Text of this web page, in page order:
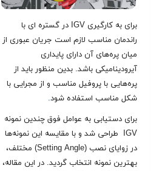
برای به کارگیری IGV در گستره ای با
راندمان مناسب لازم است جریان عبوری از
میان پره‌های آن دارای پایداری
آیرودینامیکی باشد. بدین منظور باید از
پره‌هایی با پروفیل مناسب و از مجرایی با
شکل مناسب استفاده شود.
برای دستیابی به عوامل فوق چندین نمونه
IGV طراحی شد و با مقایسه این نمونه‌ها
در زوایای نصب (Setting Angle) مختلف،
بهترین نمونه انتخاب گردید. در این مقاله،